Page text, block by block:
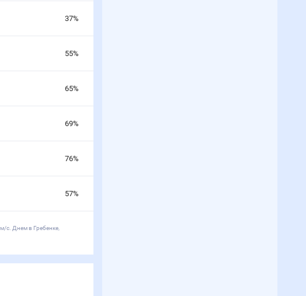
37%
55%
65%
69%
76%
57%
с. Днем в Гребенке,